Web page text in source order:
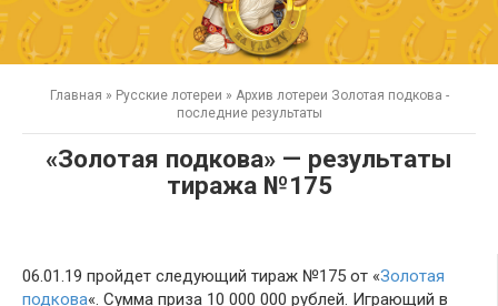
Главная » Русские лотереи » Архив лотереи Золотая подкова -
последние результаты
«Золотая подкова» — результаты
тиража №175
06.01.19 пройдет следующий тираж №175 от «Золотая
подкова«. Сумма приза 10 000 000 рублей. Играющий в